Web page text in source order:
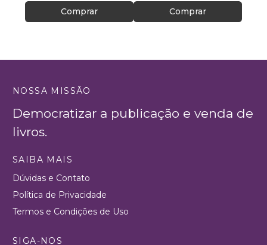
Comprar Comprar
NOSSA MISSÃO
Democratizar a publicação e venda de
livros.
SAIBA MAIS
Dúvidas e Contato
Política de Privacidade
Termos e Condições de Uso
SIGA-NOS